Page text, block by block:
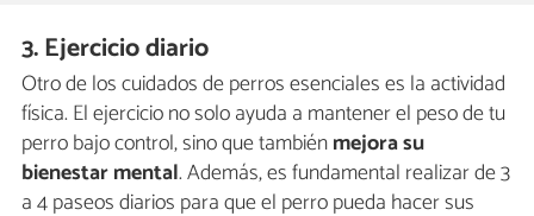
3. Ejercicio diario
Otro de los cuidados de perros esenciales es la actividad
física. El ejercicio no solo ayuda a mantener el peso de tu
perro bajo control, sino que tambiénmejora su
bienestar mental. Además, es fundamental realizar de 3
a 4 paseos diarios para que el perro pueda hacer sus